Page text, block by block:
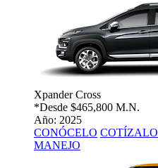
Xpander Cross
*Desde $465,800 M.N.
Año: 2025
CONÓCELO COTÍZALO
MANEJO